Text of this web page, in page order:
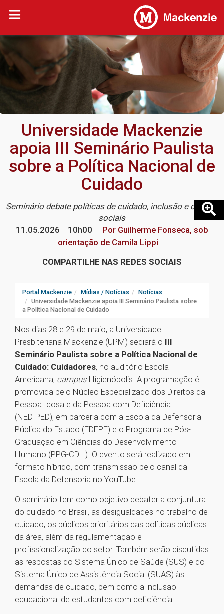
Universidade Mackenzie
apoia III Seminário Paulista
sobre a Política Nacional de
Cuidado
Seminário debate políticas de cuidado, inclusão e direitos
sociais
11.05.2026
10h00
Por Guilherme Fonseca, sob
orientação de Camila Lippi
COMPARTILHE NAS REDES SOCIAIS
Portal Mackenzie Mídias / Notícias
Notícias
Universidade Mackenzie apoia III Seminário Paulista sobre
a Política Nacional de Cuidado
Nos dias 28 e 29 de maio, a Universidade
Presbiteriana Mackenzie (UPM) sediará o III
Seminário Paulista sobre a Política Nacional de
Cuidado: Cuidadores, no auditório Escola
Americana, campus Higienópolis. A programação é
promovida pelo Núcleo Especializado dos Direitos da
Pessoa Idosa e da Pessoa com Deficiência
(NEDIPED), em parceria com a Escola da Defensoria
Pública do Estado (EDEPE) e o Programa de Pós-
Graduação em Ciências do Desenvolvimento
Humano (PPG-CDH). O evento será realizado em
formato híbrido, com transmissão pelo canal da
Escola da Defensoria no YouTube.
O seminário tem como objetivo debater a conjuntura
do cuidado no Brasil, as desigualdades no trabalho de
cuidado, os públicos prioritários das políticas públicas
da área, além da regulamentação e
profissionalização do setor. Também serão discutidas
as respostas do Sistema Único de Saúde (SUS) e do
Sistema Único de Assistência Social (SUAS) às
demandas de cuidado, bem como a inclusão
educacional de estudantes com deficiência.